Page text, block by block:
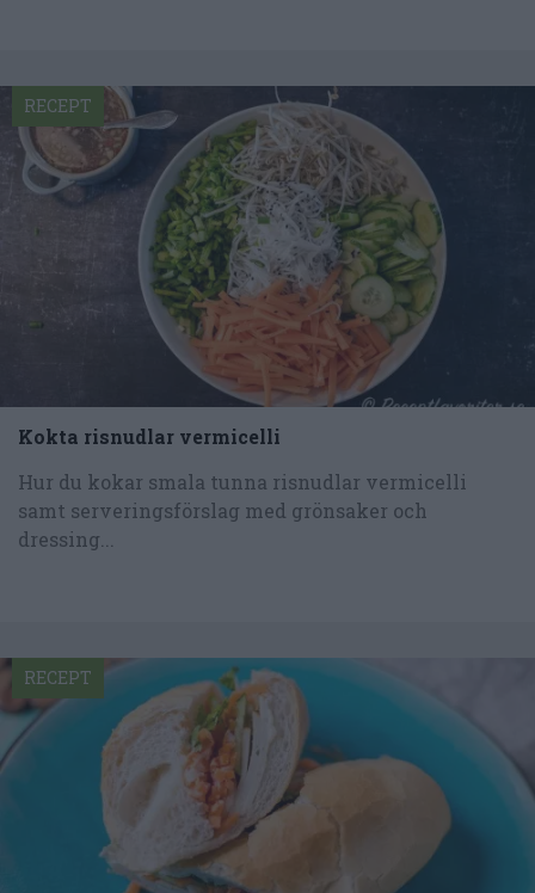
Kokta risnudlar vermicelli
Hur du kokar smala tunna risnudlar vermicelli
samt serveringsförslag med grönsaker och
dressing...
RECEPT
RECEPT